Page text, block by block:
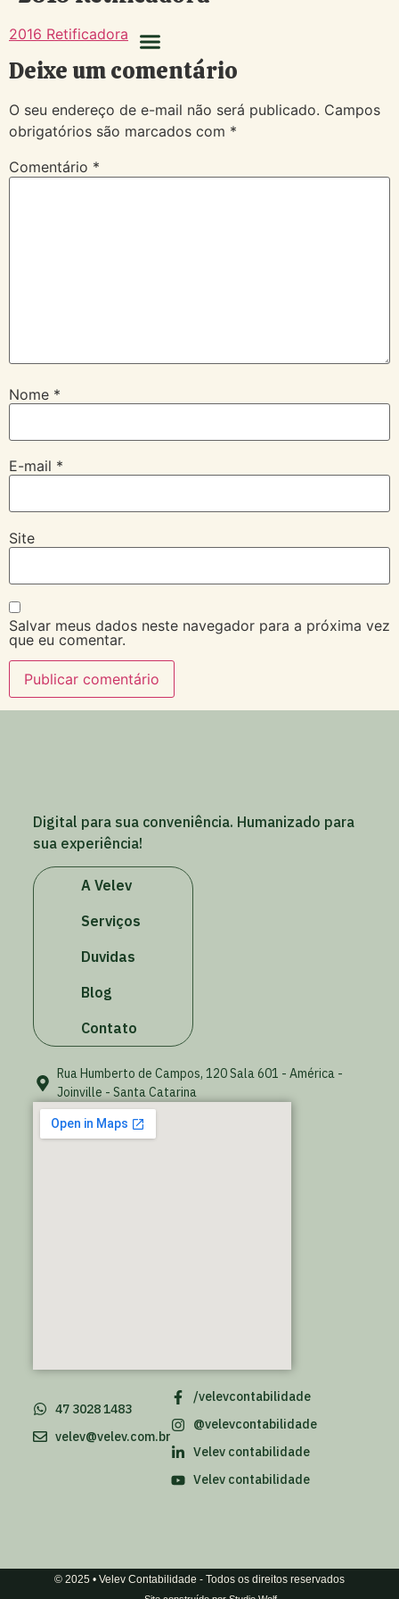
2016 Retificadora
Deixe um comentário
O seu endereço de e-mail não será publicado. Campos
obrigatórios são marcados com *
Comentário *
Nome *
E-mail *
Site
Salvar meus dados neste navegador para a próxima vez
que eu comentar.
Digital para sua conveniência. Humanizado para
sua experiência!
A Velev
Serviços
Duvidas
Blog
Contato
Rua Humberto de Campos, 120 Sala 601 - América -
Joinville - Santa Catarina
/velevcontabilidade
@velevcontabilidade
Velev contabilidade
Velev contabilidade
47 3028 1483
velev@velev.com.br
© 2025 • Velev Contabilidade - Todos os direitos reservados